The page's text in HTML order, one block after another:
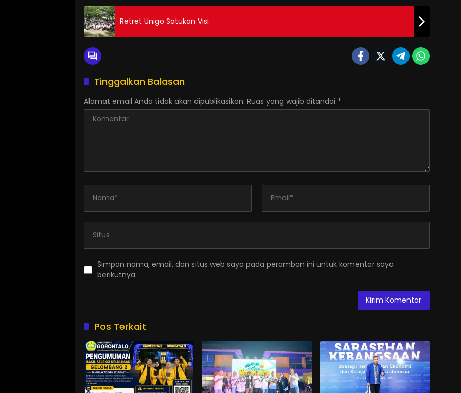
Retret Unigo Satukan Visi
Tinggalkan Balasan
Alamat email Anda tidak akan dipublikasikan. Ruas yang wajib ditandai *
Simpan nama, email, dan situs web saya pada peramban ini untuk komentar saya
berikutnya.
Pos Terkait